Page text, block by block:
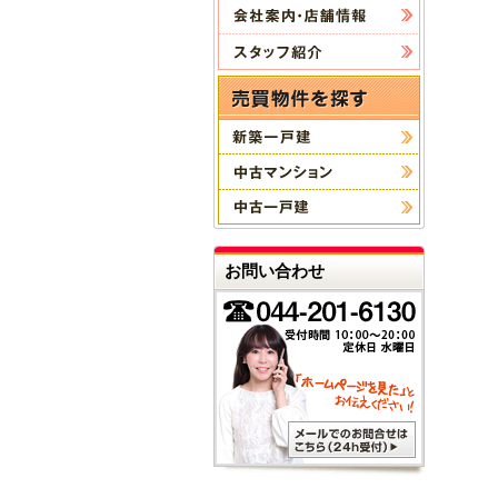
お問い合わせ